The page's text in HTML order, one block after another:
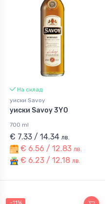
На склад
уиски Savoy
уиски Savoy 3YO
700 ml
€ 7.33 / 14.34 лв.
€ 6.56 / 12.83 лв.
€ 6.23 / 12.18 лв.
-11%